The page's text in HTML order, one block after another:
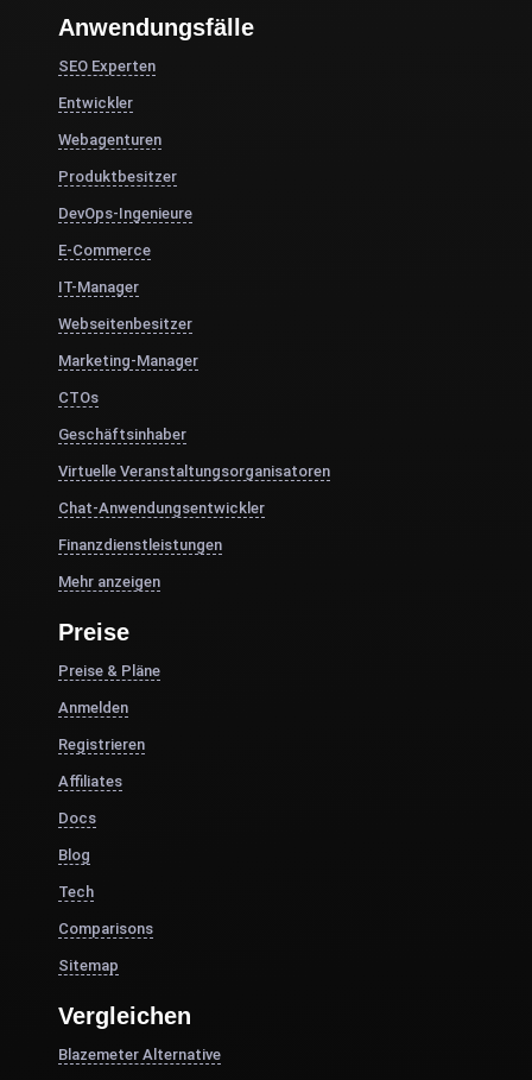
Anwendungsfälle
SEO Experten
Entwickler
Webagenturen
Produktbesitzer
DevOps-Ingenieure
E-Commerce
IT-Manager
Webseitenbesitzer
Marketing-Manager
CTOs
Geschäftsinhaber
Virtuelle Veranstaltungsorganisatoren
Chat-Anwendungsentwickler
Finanzdienstleistungen
Mehr anzeigen
Preise
Preise & Pläne
Anmelden
Registrieren
Affiliates
Docs
Blog
Tech
Comparisons
Sitemap
Vergleichen
Blazemeter Alternative